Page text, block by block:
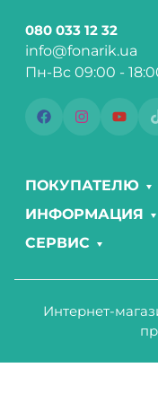
080 033 12 32
info@fonarik.ua
Пн-Вс 09:00 -
ПОКУПАТЕЛЮ
ИНФОРМАЦИЯ
СЕРВИС
Интернет-